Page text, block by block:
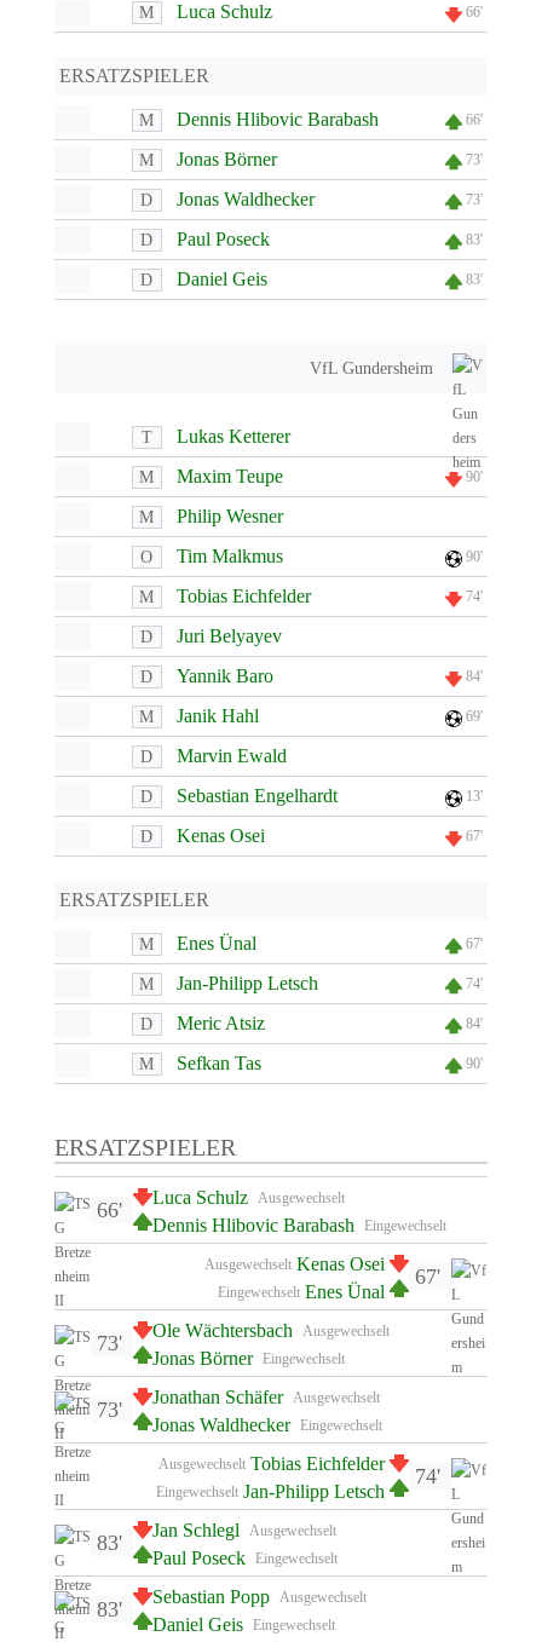
M Luca Schulz 66'
ERSATZSPIELER
M Dennis Hlibovic Barabash 66'
M Jonas Börner 73'
D Jonas Waldhecker 73'
D Paul Poseck 83'
D Daniel Geis 83'
VfL Gundersheim
T Lukas Ketterer
M Maxim Teupe 90'
M Philip Wesner
O Tim Malkmus 90'
M Tobias Eichfelder 74'
D Juri Belyayev
D Yannik Baro 84'
M Janik Hahl 69'
D Marvin Ewald
D Sebastian Engelhardt 13'
D Kenas Osei 67'
ERSATZSPIELER
M Enes Ünal 67'
M Jan-Philipp Letsch 74'
D Meric Atsiz 84'
M Sefkan Tas 90'
ERSATZSPIELER
Ausgewechselt
Luca Schulz
Eingewechselt
Dennis Hlibovic Barabash
66'
67'
Ausgewechselt Kenas Osei
Eingewechselt Enes Ünal
Ausgewechselt
Ole Wächtersbach
Eingewechselt
Jonas Börner
73'
Ausgewechselt
Jonathan Schäfer
Eingewechselt
Jonas Waldhecker
73'
74'
Ausgewechselt Tobias Eichfelder
Eingewechselt Jan-Philipp Letsch
Ausgewechselt
Jan Schlegl
Eingewechselt
Paul Poseck
83'
Ausgewechselt
Sebastian Popp
Eingewechselt
Daniel Geis
83'